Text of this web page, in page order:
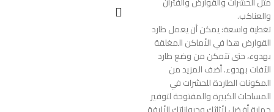
والعناكب.
تغطية واسعة: يمكن أن يعمل طارد
القوارض هذا في الأماكن المغلقة
بهدوء، حتى تتمكن من وضع طارد
الآفات بهدوء. أضف المزيد من
المكونات الطاردة للحشرات في
المساحات الكبيرة والمفتوحة لتوفير